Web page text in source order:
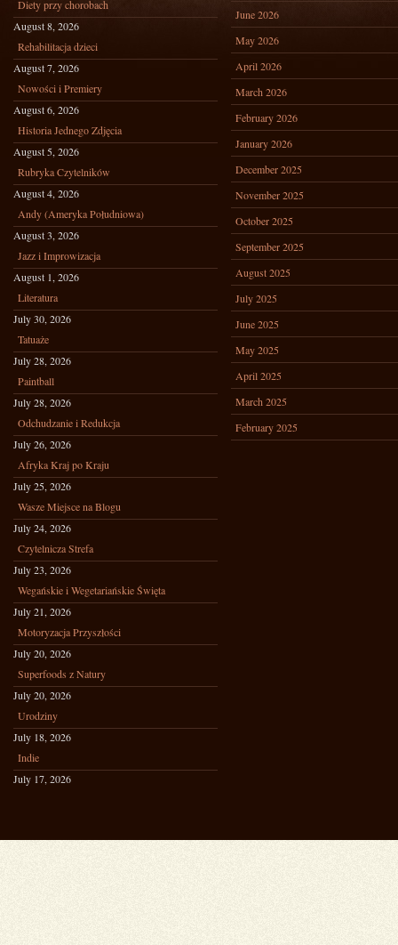
Diety przy chorobach
August 8, 2026
Rehabilitacja dzieci
August 7, 2026
Nowości i Premiery
August 6, 2026
Historia Jednego Zdjęcia
August 5, 2026
Rubryka Czytelników
August 4, 2026
Andy (Ameryka Południowa)
August 3, 2026
Jazz i Improwizacja
August 1, 2026
Literatura
July 30, 2026
Tatuaże
July 28, 2026
Paintball
July 28, 2026
Odchudzanie i Redukcja
July 26, 2026
Afryka Kraj po Kraju
July 25, 2026
Wasze Miejsce na Blogu
July 24, 2026
Czytelnicza Strefa
July 23, 2026
Wegańskie i Wegetariańskie Święta
July 21, 2026
Motoryzacja Przyszłości
July 20, 2026
Superfoods z Natury
July 20, 2026
Urodziny
July 18, 2026
Indie
July 17, 2026
June 2026
May 2026
April 2026
March 2026
February 2026
January 2026
December 2025
November 2025
October 2025
September 2025
August 2025
July 2025
June 2025
May 2025
April 2025
March 2025
February 2025